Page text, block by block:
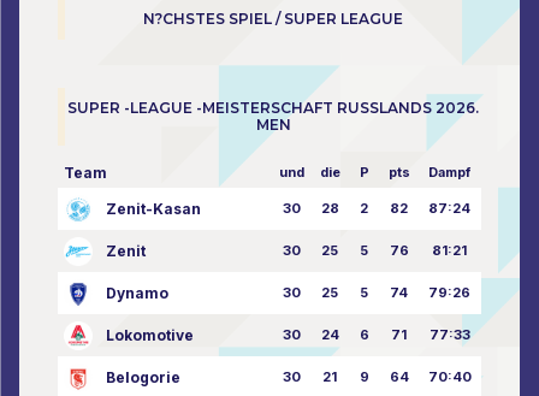
N?CHSTES SPIEL / SUPER LEAGUE
SUPER -LEAGUE -MEISTERSCHAFT RUSSLANDS 2026.
MEN
Team und die P pts Dampf
Zenit-Kasan 30 28 2 82 87:24
Zenit 30 25 5 76 81:21
Dynamo 30 25 5 74 79:26
Lokomotive 30 24 6 71 77:33
Belogorie 30 21 9 64 70:40